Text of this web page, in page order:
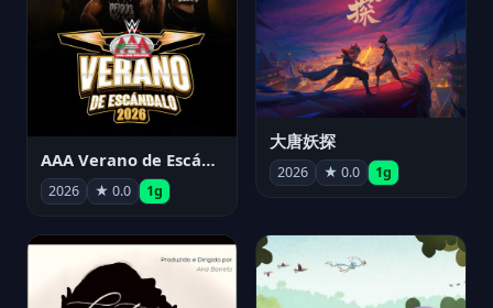
AAA Verano de Escándalo 2026 - Week 3
2026 ★ 0.0 1g
大唐妖探
2026 ★ 0.0 1g